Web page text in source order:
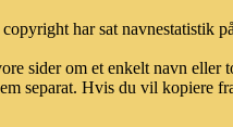
har sat navnestatistik
sider om et enkelt navn
separat. Hvis du vil kopiere